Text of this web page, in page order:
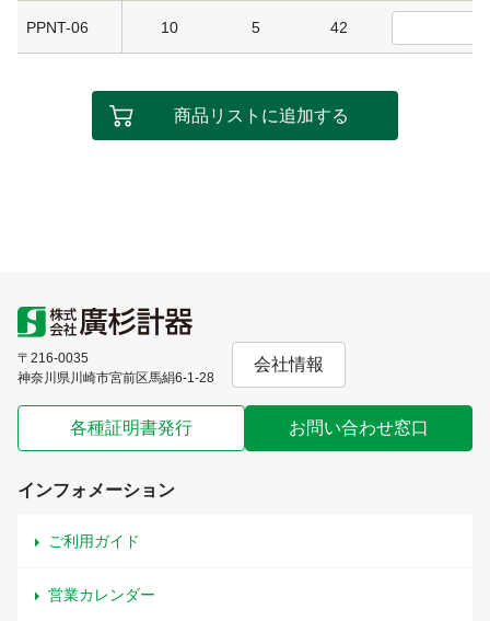
PPNT-06 10 5 42
商品リストに追加する
〒216-0035
神奈川県川崎市宮前区馬絹6-1-28
会社情報
各種証明書発行 お問い合わせ窓口
インフォメーション
ご利用ガイド
営業カレンダー